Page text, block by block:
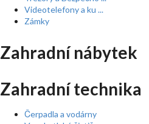
Videotelefony a ku ...
Zámky
Zahradní nábytek
Zahradní technika
Čerpadla a vodárny